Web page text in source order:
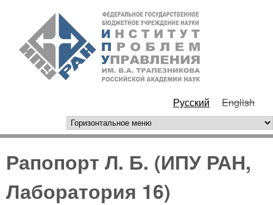
Перейти к основному
содержанию
РАН
Русский English
горизонтальное меню
Рапопорт Л. Б. (ИПУ РАН,
Лаборатория 16)